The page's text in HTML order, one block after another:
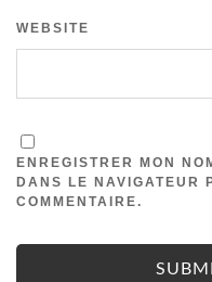
WEBSITE
ENREGISTRER MON
DANS LE NAVIGATEUR
COMMENTAIRE.